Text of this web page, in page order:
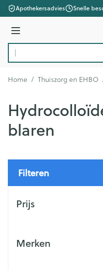
Ga naar de inhoud
Apothekersadvies Snelle
Menu
Product, merk, categorie...
Home / Thuiszorg en EHBO
blaren
Filteren
Prijs
Merken